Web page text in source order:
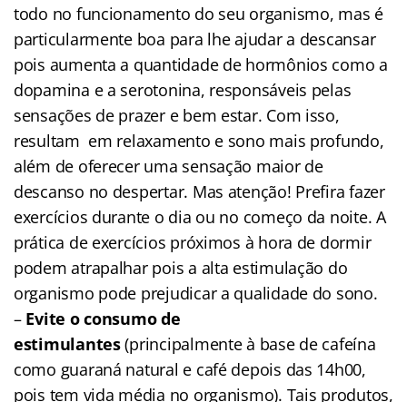
todo no funcionamento do seu organismo, mas é
particularmente boa para lhe ajudar a descansar
pois aumenta a quantidade de hormônios como a
dopamina e a serotonina, responsáveis pelas
sensações de prazer e bem estar. Com isso,
resultam em relaxamento e sono mais profundo,
além de oferecer uma sensação maior de
descanso no despertar. Mas atenção! Prefira fazer
exercícios durante o dia ou no começo da noite. A
prática de exercícios próximos à hora de dormir
podem atrapalhar pois a alta estimulação do
organismo pode prejudicar a qualidade do sono.
– Evite o consumo de
estimulantes(principalmente à base de cafeína
como guaraná natural e café depois das 14h00,
pois tem vida média no organismo). Tais produtos,